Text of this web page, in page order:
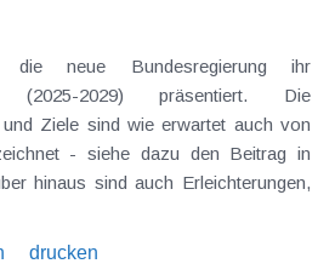
neue Bundesregierung ihr
(2025-2029) präsentiert. Die
Ziele sind wie erwartet auch von
- siehe dazu den Beitrag in
hinaus sind auch Erleichterungen,
drucken